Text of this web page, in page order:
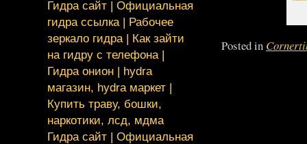
Posted in
Гидра сайт | Официальная
гидра ссылка | Рабочее
зеркало гидра | Как зайти
на гидру с телефона |
Гидра онион | hydra
магазин, hydra маркет |
Купить траву, бошки,
наркотики, лсд, мдма
Гидра сайт | Официальная